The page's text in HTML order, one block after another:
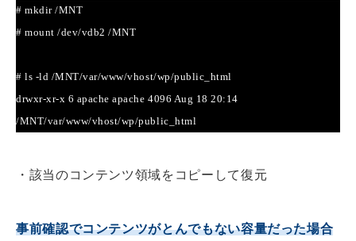
# mkdir /MNT
# mount /dev/vdb2 /MNT
# ls -ld /MNT/var/www/vhost/wp/public_html
drwxr-xr-x 6 apache apache 4096 Aug 18 20:14
/MNT/var/www/vhost/wp/public_html
・該当のコンテンツ領域をコピーして復元
事前確認でコンテンツがとんでもない容量だった場合